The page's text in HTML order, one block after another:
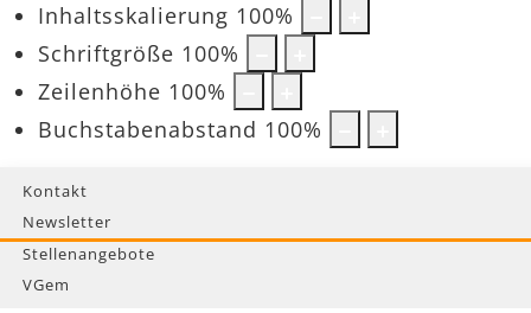
Inhaltsskalierung 100%
Schriftgröße 100%
Zeilenhöhe 100%
Buchstabenabstand 100%
Kontakt
Newsletter
Stellenangebote
VGem